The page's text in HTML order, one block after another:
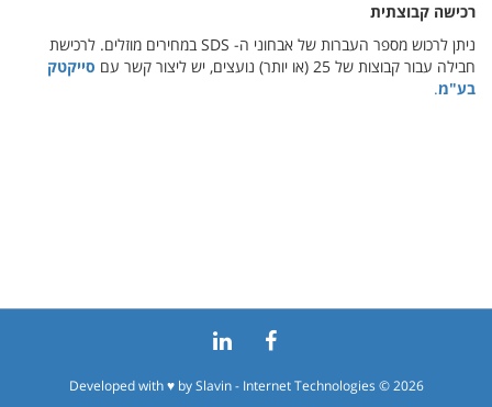
רכישה קבוצתית
ניתן לרכוש מספר העברות של אבחוני ה- SDS במחירים מוזלים. לרכישת
חבילה עבור קבוצות של 25 (או יותר) נועצים, יש ליצור קשר עם
סייקטק
בע"מ.
Developed with ♥ bySlavin - Internet Technologies © 2026